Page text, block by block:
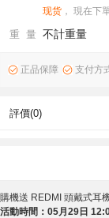
现货 ， 現在下
重 量 不計重量
正品保障 支付方
評價(0)
購機送 REDMI 頭戴式耳
活動時間： 05月 29 日